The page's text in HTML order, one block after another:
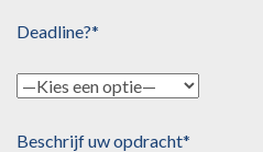
Deadline?*
Beschrijf uw opdracht*